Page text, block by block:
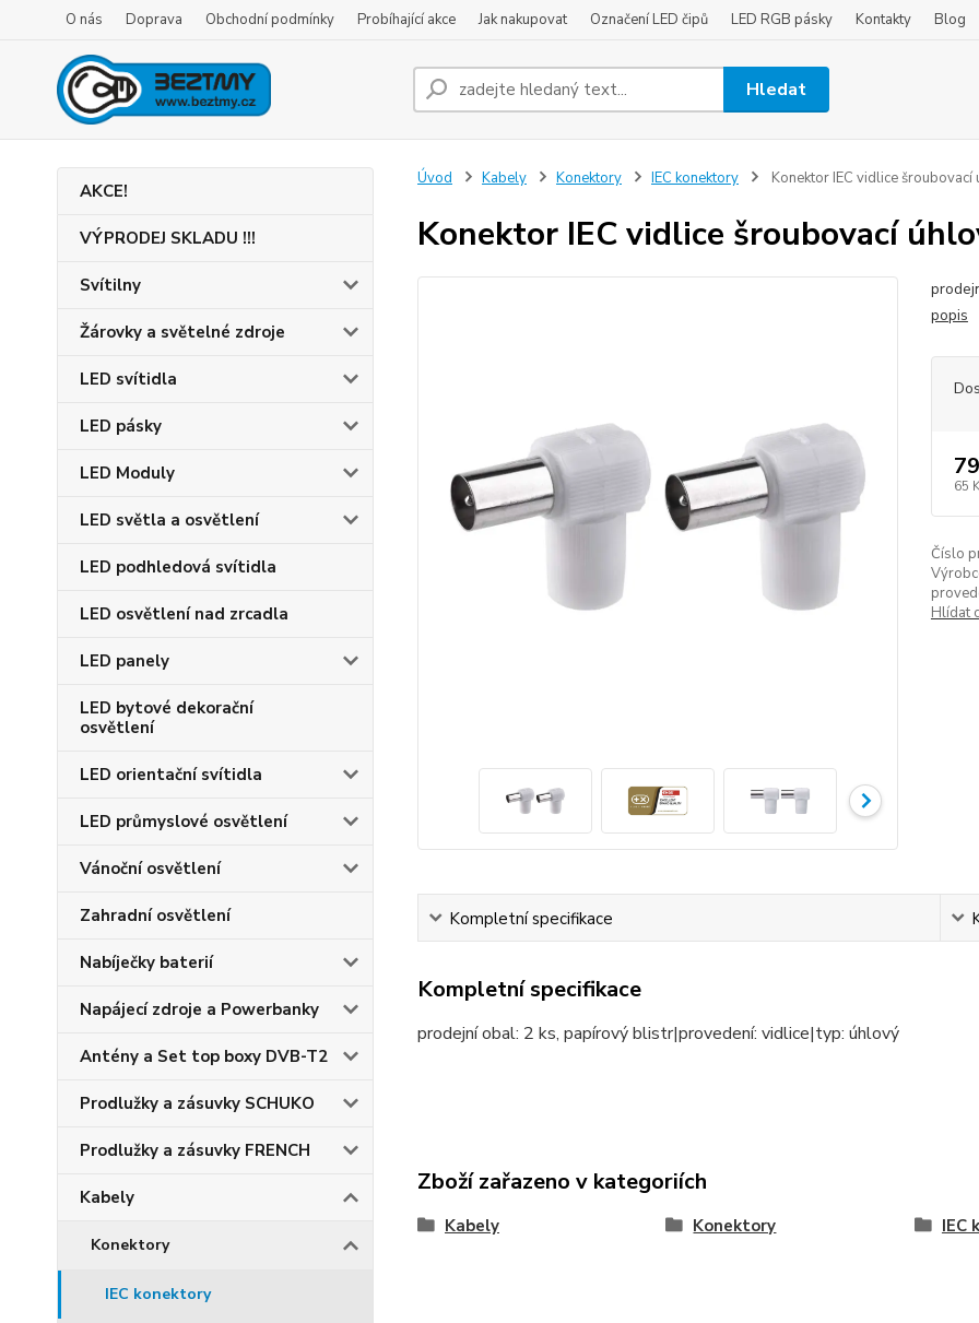
O nás Doprava Obchodní podmínky Probíhající akce Jak nakupovat Označení LED čipů LED RGB pásky Kontakty Blog
Hledat
AKCE!
VÝPRODEJ SKLADU !!!
Svítilny
Žárovky a světelné zdroje
LED svítidla
LED pásky
LED Moduly
LED světla a osvětlení
LED podhledová svítidla
LED osvětlení nad zrcadla
LED panely
LED bytové dekorační
osvětlení
LED orientační svítidla
LED průmyslové osvětlení
Vánoční osvětlení
Zahradní osvětlení
Nabíječky baterií
Napájecí zdroje a Powerbanky
Antény a Set top boxy DVB-T2
Prodlužky a zásuvky SCHUKO
Prodlužky a zásuvky FRENCH
Kabely
Konektory
IEC konektory
Úvod Kabely Konektory IEC konektory Konektor IEC vidlice šroubovací
Konektor IEC vidlice šroubovací
popis
65
Číslo
Hlídat
Kompletní specifikace
Kompletní specifikace
prodejní obal: 2 ks, papírový blistr|provedení: vidlice|typ: úhlový
Zboží zařazeno v kategoriích
Kabely Konektory IEC